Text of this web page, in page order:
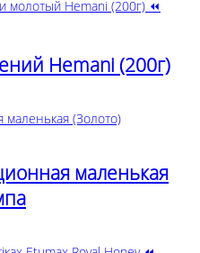
Hemani (200г)
маленькая